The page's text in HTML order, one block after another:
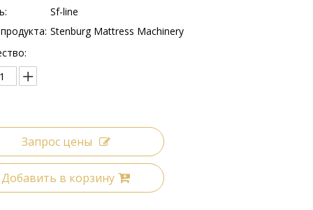
Sf-line
Stenburg Mattress Machinery
Запрос цены
Добавить в корзину